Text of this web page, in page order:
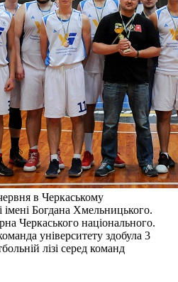
в Черкаському
імені Богдана Хмельницького.
Черкаського національного.
університету здобула 3
лізі серед команд